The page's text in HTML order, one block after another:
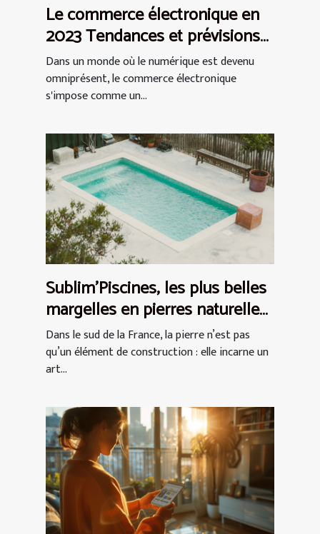
Le commerce électronique en
2023 Tendances et prévisions
pour les PME
Dans un monde où le numérique est devenu
omniprésent, le commerce électronique
s'impose comme un...
Sublim’Piscines, les plus belles
margelles en pierres naturelles
du Var
Dans le sud de la France, la pierre n’est pas
qu’un élément de construction : elle incarne un
art...